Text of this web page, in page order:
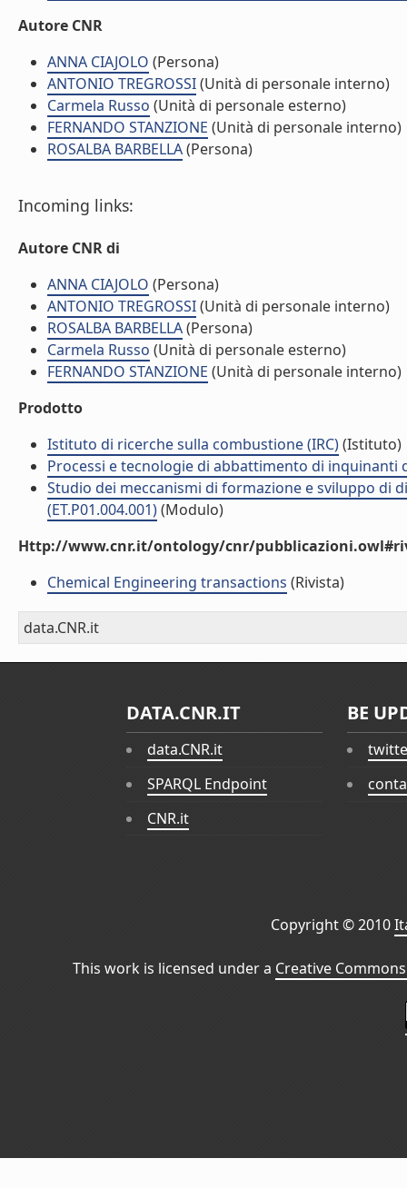
Autore CNR
ANNA CIAJOLO (Persona)
ANTONIO TREGROSSI(Unità di personale interno)
Carmela Russo (Unità di personale esterno)
FERNANDO STANZIONE (Unità di personale interno)
ROSALBA BARBELLA(Persona)
Incoming links:
Autore CNR di
ANNA CIAJOLO (Persona)
ANTONIO TREGROSSI(Unità di personale interno)
ROSALBA BARBELLA(Persona)
Carmela Russo (Unità di personale esterno)
FERNANDO STANZIONE (Unità di personale interno)
Prodotto
Istituto di ricerche sulla combustione (IRC)(Istituto)
Processi e tecnologie di abbattimento di inquinanti
Studio dei meccanismi di formazione e sviluppo di
(ET.P01.004.001)(Modulo)
Http://www.cnr.it/ontology/cnr/
Chemical Engineering transactions (Rivista)
data.CNR.it
DATA.CNR.IT
data.CNR.it
SPARQL Endpoint
CNR.it
BE
Copyright © 2010
This work is licensed under a Creative